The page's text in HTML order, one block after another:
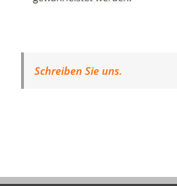
Schreiben Sie uns.